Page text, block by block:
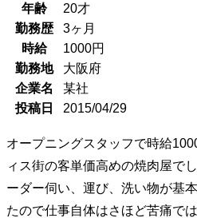
年齢
20才
勤務歴
3ヶ月
時給
1000円
勤務地
大阪府
企業名
某社
投稿日
2015/04/29
オープニングスタッフで時給
ィス街の客単価高めの焼肉屋で
ーダー伺い、運び、洗い物が基
たので仕事自体はさほど苦痛で